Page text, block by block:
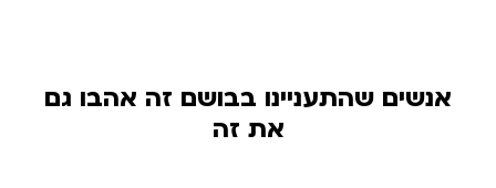
אנשים שהתעניינו בבושם זה אהבו גם
את זה